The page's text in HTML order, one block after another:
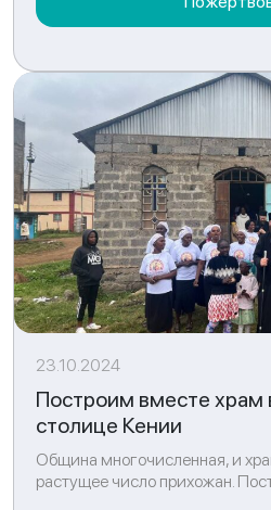
23.10.2024
Построим вместе храм
столице Кении
Община многочисленная, и
растущее число прихожан.